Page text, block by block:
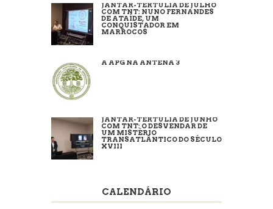
JANTAR-TERTÚLIA DE JULHO
COM TNT: NUNO FERNANDES
DE ATAÍDE, UM
CONQUISTADOR EM
MARROCOS
A APG NA ANTENA 3
JANTAR-TERTÚLIA DE JUNHO
COM TNT: O DESVENDAR DE
UM MISTÉRIO
TRANSATLÂNTICO DO SÉCULO
XVIII
CALENDÁRIO